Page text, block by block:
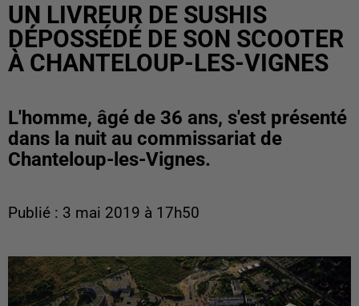
UN LIVREUR DE SUSHIS
DÉPOSSÉDÉ DE SON SCOOTER
À CHANTELOUP-LES-VIGNES
L'homme, âgé de 36 ans, s'est présenté
dans la nuit au commissariat de
Chanteloup-les-Vignes.
Publié : 3 mai 2019 à 17h50